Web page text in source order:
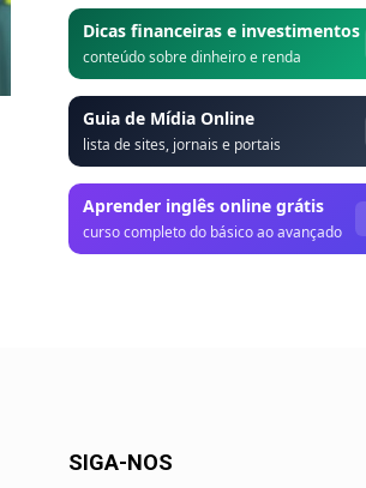
Dicas financeiras e investimentos
conteúdo sobre dinheiro e renda
Guia de Mídia Online
lista de sites, jornais e portais
Aprender inglês online grátis
curso completo do básico ao avançado
SIGA-NOS